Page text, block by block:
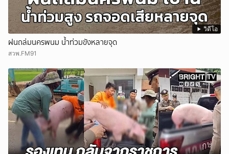
วิดีโอ
ฝนถล่มนครพนม น้ำท่วมขังหลายจุด
สวพ.FM91